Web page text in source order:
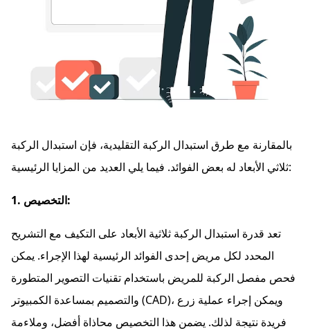
بالمقارنة مع طرق استبدال الركبة التقليدية، فإن استبدال الركبة
ثلاثي الأبعاد له بعض الفوائد. فيما يلي العديد من المزايا الرئيسية:
1. التخصيص:
تعد قدرة استبدال الركبة ثلاثية الأبعاد على التكيف مع التشريح
المحدد لكل مريض إحدى الفوائد الرئيسية لهذا الإجراء. يمكن
فحص مفصل الركبة للمريض باستخدام تقنيات التصوير المتطورة
والتصميم بمساعدة الكمبيوتر (CAD)، ويمكن إجراء عملية زرع
فريدة نتيجة لذلك. يضمن هذا التخصيص محاذاة أفضل، وملاءمة